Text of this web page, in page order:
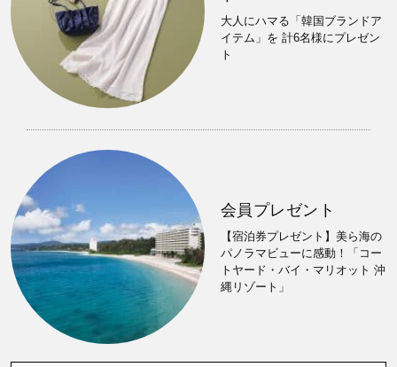
大人にハマる「韓国ブランドア
イテム」を 計6名様にプレゼン
ト
会員プレゼント
【宿泊券プレゼント】美ら海の
パノラマビューに感動！「コー
トヤード・バイ・マリオット 沖
縄リゾート」